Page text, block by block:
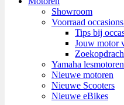
Showroom
Voorraad
Tips bij
Jouw motor
Yamaha lesmotoren
Nieuwe motoren
Nieuwe Scooters
Nieuwe eBikes